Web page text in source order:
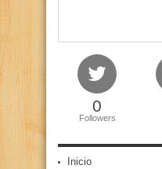
0
Followers
Inicio